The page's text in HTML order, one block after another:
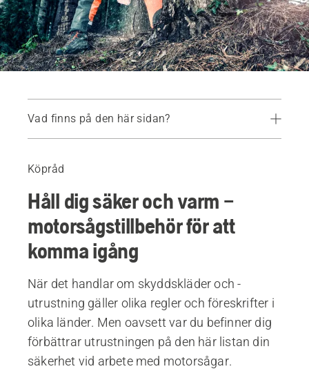
Vad finns på den här sidan?
Köpråd
Håll dig säker och varm –
motorsågstillbehör för att
komma igång
När det handlar om skyddskläder och -
utrustning gäller olika regler och föreskrifter i
olika länder. Men oavsett var du befinner dig
förbättrar utrustningen på den här listan din
säkerhet vid arbete med motorsågar.